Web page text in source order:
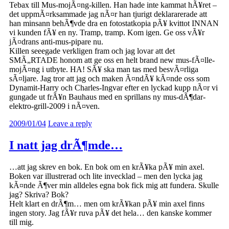
Tebax till Mus-mojÃ¤ng-killen. Han hade inte kammat hÃ¥ret –
det uppmÃ¤rksammade jag nÃ¤r han tjurigt deklararerade att
han minsann behÃ¶vde dra en fotostatkopia pÃ¥ kvittot INNAN
vi kunden fÃ¥ en ny. Tramp, tramp. Kom igen. Ge oss vÃ¥r
jÃ¤drans anti-mus-pipare nu.
Killen seeegade verkligen fram och jag lovar att det
SMÃ„RTADE honom att ge oss en helt brand new mus-fÃ¤lle-
mojÃ¤ng i utbyte. HA! SÃ¥ ska man tas med besvÃ¤rliga
sÃ¤ljare. Jag tror att jag och maken Ã¤ndÃ¥ kÃ¤nde oss som
Dynamit-Harry och Charles-Ingvar efter en lyckad kupp nÃ¤r vi
gungade ut frÃ¥n Bauhaus med en sprillans ny mus-dÃ¶dar-
elektro-grill-2009 i nÃ¤ven.
2009/01/04 Leave a reply
I natt jag drÃ¶mde…
…att jag skrev en bok. En bok om en krÃ¥ka pÃ¥ min axel.
Boken var illustrerad och lite invecklad – men den lycka jag
kÃ¤nde Ã¶ver min alldeles egna bok fick mig att fundera. Skulle
jag? Skriva? Bok?
Helt klart en drÃ¶m… men om krÃ¥kan pÃ¥ min axel finns
ingen story. Jag fÃ¥r ruva pÃ¥ det hela… den kanske kommer
till mig.